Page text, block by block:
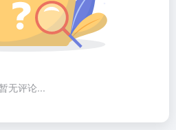
无评论...